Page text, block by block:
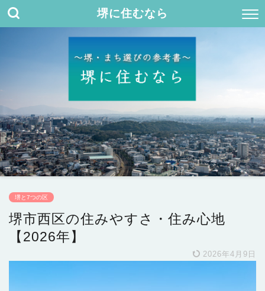
堺に住むなら
堺と7つの区
堺市西区の住みやすさ・住み心地
【2026年】
2026年4月9日